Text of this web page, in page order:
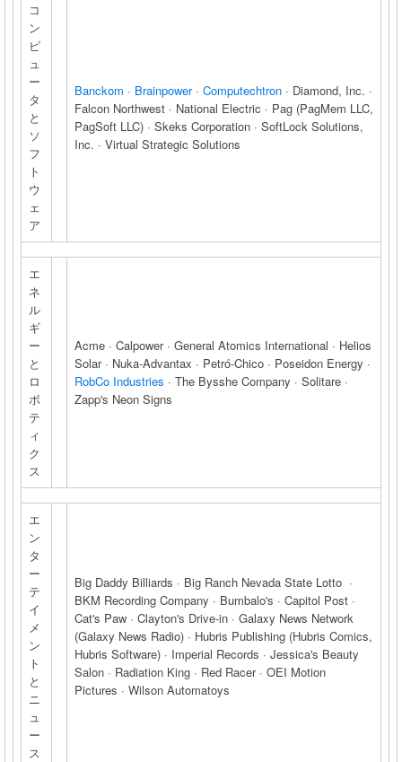
コ
ン
ピ
ュ
ー
タ
と
ソ
フ
ト
ウ
ェ
ア
Banckom · Brainpower· Computechtron · Diamond, Inc. ·
Falcon Northwest · National Electric · Pag (PagMem LLC,
PagSoft LLC) · Skeks Corporation · SoftLock Solutions,
Inc. · Virtual Strategic Solutions
エ
ネ
ル
ギ
ー
と
ロ
ボ
テ
ィ
ク
ス
Acme · Calpower · General Atomics International · Helios
Solar · Nuka-Advantax · Petró-Chico · Poseidon Energy ·
RobCo Industries · The Bysshe Company · Solitare ·
Zapp's Neon Signs
エ
ン
タ
ー
テ
イ
メ
ン
ト
と
ニ
ュ
ー
ス
Big Daddy Billiards · Big Ranch Nevada State Lotto ·
BKM Recording Company · Bumbalo's · Capitol Post ·
Cat's Paw · Clayton's Drive-in · Galaxy News Network
(Galaxy News Radio) · Hubris Publishing (Hubris Comics,
Hubris Software) · Imperial Records · Jessica's Beauty
Salon · Radiation King · Red Racer · OEI Motion
Pictures · Wilson Automatoys